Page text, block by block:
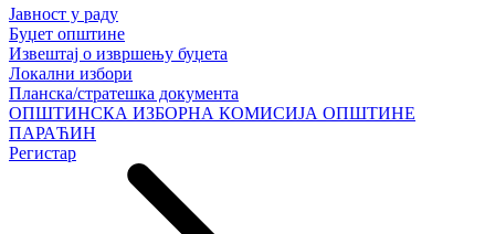
Јавност у раду
Буџет општине
Извештај о извршењу буџета
Локални избори
Планска/стратешка документа
ОПШТИНСКА ИЗБОРНА КОМИСИЈА ОПШТИНЕ
ПАРАЋИН
Регистар